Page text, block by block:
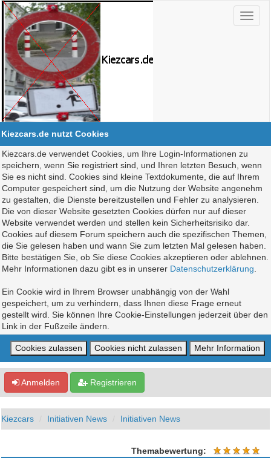
Kiezcars.de nutzt Cookies
Kiezcars.de verwendet Cookies, um Ihre Login-Informationen zu
speichern, wenn Sie registriert sind, und Ihren letzten Besuch, wenn
Sie es nicht sind. Cookies sind kleine Textdokumente, die auf Ihrem
Computer gespeichert sind, um die Nutzung der Website angenehm
zu gestalten, die Dienste bereitzustellen und Fehler zu analysieren.
Die von dieser Website gesetzten Cookies dürfen nur auf dieser
Website verwendet werden und stellen kein Sicherheitsrisiko dar.
Cookies auf diesem Forum speichern auch die spezifischen Themen,
die Sie gelesen haben und wann Sie zum letzten Mal gelesen haben.
Bitte bestätigen Sie, ob Sie diese Cookies akzeptieren oder ablehnen.
Mehr Informationen dazu gibt es in unserer Datenschutzerklärung
Ein Cookie wird in Ihrem Browser unabhängig von der Wahl
gespeichert, um zu verhindern, dass Ihnen diese Frage erneut
gestellt wird. Sie können Ihre Cookie-Einstellungen jederzeit über den
Link in der Fußzeile ändern.
Anmelden Registrieren
Kiezcars Initiativen News Initiativen News
Themabewertung: